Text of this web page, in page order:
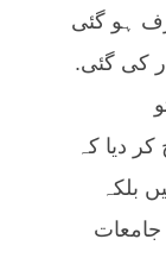
ہو گئی
کی گئی.
دیا کہ
بلکہ